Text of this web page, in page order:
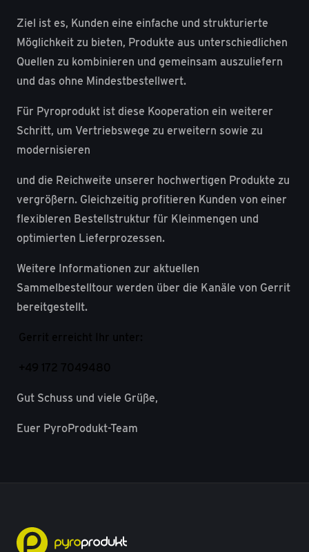
Ziel ist es, Kunden eine einfache und strukturierte
Möglichkeit zu bieten, Produkte aus unterschiedlichen
Quellen zu kombinieren und gemeinsam auszuliefern
und das ohne Mindestbestellwert.
Für Pyroprodukt ist diese Kooperation ein weiterer
Schritt, um Vertriebswege zu erweitern sowie zu
modernisieren
und die Reichweite unserer hochwertigen Produkte zu
vergrößern. Gleichzeitig profitieren Kunden von einer
flexibleren Bestellstruktur für Kleinmengen und
optimierten Lieferprozessen.
Weitere Informationen zur aktuellen
Sammelbestelltour werden über die Kanäle von Gerrit
bereitgestellt.
Gerrit erreicht Ihr unter:
+49 172 7049480
Gut Schuss und viele Grüße,
Euer PyroProdukt-Team